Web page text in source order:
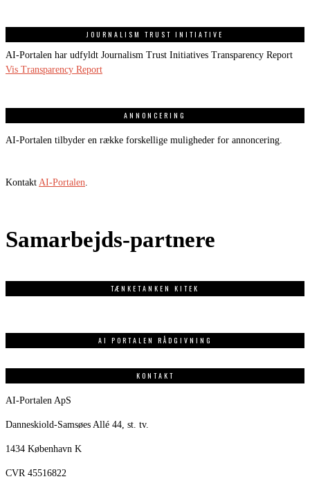
JOURNALISM TRUST INITIATIVE
AI-Portalen har udfyldt Journalism Trust Initiatives Transparency Report
Vis Transparency Report
ANNONCERING
AI-Portalen tilbyder en række forskellige muligheder for annoncering.
Kontakt AI-Portalen
Samarbejds-partnere
TÆNKETANKEN KITEK
AI PORTALEN RÅDGIVNING
KONTAKT
AI-Portalen ApS
Danneskiold-Samsøes Allé 44, st. tv.
1434 København K
CVR 45516822